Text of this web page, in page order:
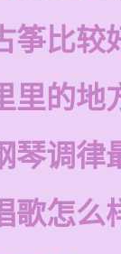
筝比较
里的地
琴调律
歌怎么